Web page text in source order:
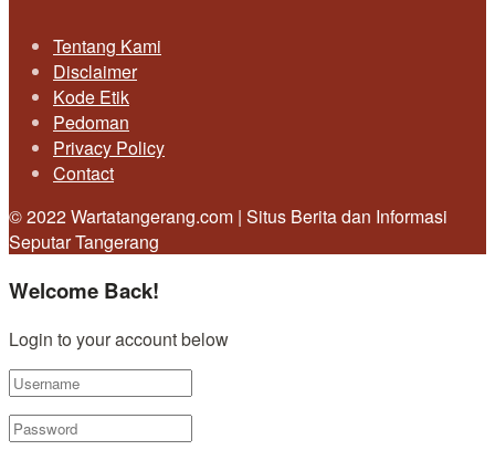
Tentang Kami
Disclaimer
Kode Etik
Pedoman
Privacy Policy
Contact
© 2022 Wartatangerang.com | Situs Berita dan Informasi
Seputar Tangerang
Welcome Back!
Login to your account below